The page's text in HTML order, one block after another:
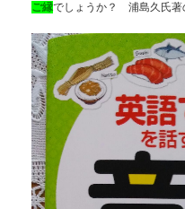
ご縁でしょうか？ 浦島久氏著